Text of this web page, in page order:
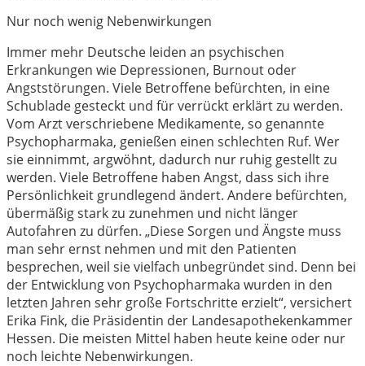
Nur noch wenig Nebenwirkungen
Immer mehr Deutsche leiden an psychischen
Erkrankungen wie Depressionen, Burnout oder
Angststörungen. Viele Betroffene befürchten, in eine
Schublade gesteckt und für verrückt erklärt zu werden.
Vom Arzt verschriebene Medikamente, so genannte
Psychopharmaka, genießen einen schlechten Ruf. Wer
sie einnimmt, argwöhnt, dadurch nur ruhig gestellt zu
werden. Viele Betroffene haben Angst, dass sich ihre
Persönlichkeit grundlegend ändert. Andere befürchten,
übermäßig stark zu zunehmen und nicht länger
Autofahren zu dürfen. „Diese Sorgen und Ängste muss
man sehr ernst nehmen und mit den Patienten
besprechen, weil sie vielfach unbegründet sind. Denn bei
der Entwicklung von Psychopharmaka wurden in den
letzten Jahren sehr große Fortschritte erzielt“, versichert
Erika Fink, die Präsidentin der Landesapothekenkammer
Hessen. Die meisten Mittel haben heute keine oder nur
noch leichte Nebenwirkungen.